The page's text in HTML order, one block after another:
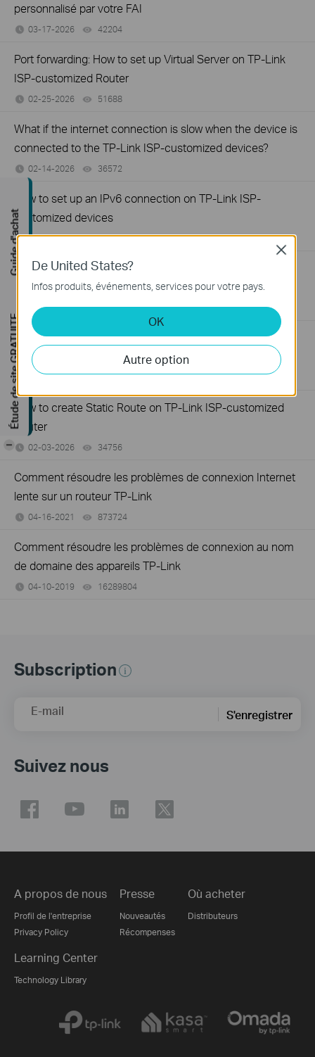
personnalisé par votre FAI
03-17-2026 42204
Port forwarding: How to set up Virtual Server on TP-Link
ISP-customized Router
02-25-2026 51688
What if the internet connection is slow when the device is
connected to the TP-Link ISP-customized devices?
02-14-2026 36572
How to set up an IPv6 connection on TP-Link ISP-
customized devices
02-14-2026 38980views
How to back up and restore the configuration file of TP-
Link ISP-customized devices
02-14-2026 40382views
How to configure IP & MAC Binding on TP-Link ISP-
customized Router
02-09-2026 40255views
How to create Static Route on TP-Link ISP-customized
Router
02-03-2026 34756
Comment résoudre les problèmes de connexion Internet
lente sur un routeur TP-Link
04-16-2021 873724
Comment résoudre les problèmes de connexion au nom
de domaine des appareils TP-Link
04-10-2019 16289804
Subscription
E-mail S'enregistrer
Suivez nous
A propos de nous
Profil de l'entreprise
Privacy Policy
Presse
Nouveautés
Récompenses
Où acheter
Distributeurs
Learning Center
Technology Library
De United States?
Infos produits, événements, services pour votre pays.
OK
Autre option
Close
Guide d'achat
Étude de site GRATUITE